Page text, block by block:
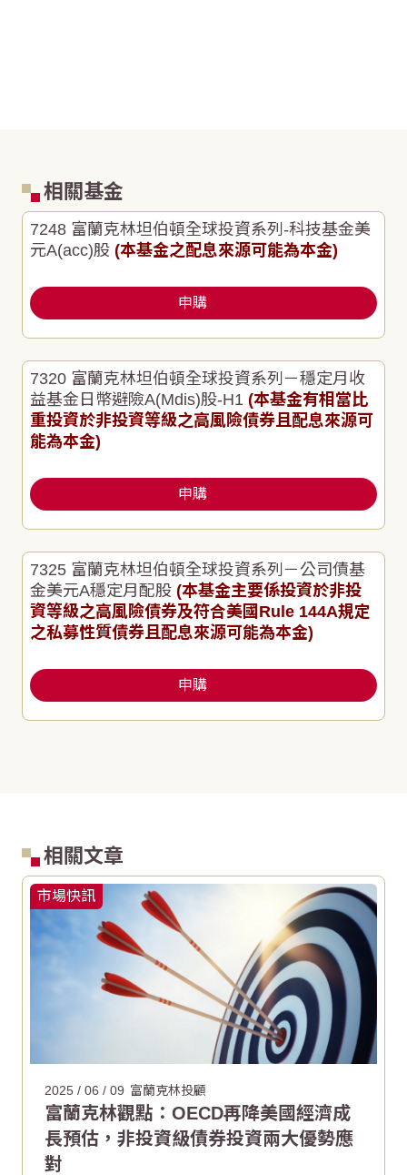
相關基金
7248 富蘭克林坦伯頓全球投資系列-科技基金美
元A(acc)股 (本基金之配息來源可能為本金)
申購
7320 富蘭克林坦伯頓全球投資系列－穩定月收
益基金日幣避險A(Mdis)股-H1 (本基金有相當比
重投資於非投資等級之高風險債券且配息來源可
能為本金)
申購
7325 富蘭克林坦伯頓全球投資系列－公司債基
金美元A穩定月配股 (本基金主要係投資於非投
資等級之高風險債券及符合美國Rule 144A規定
之私募性質債券且配息來源可能為本金)
申購
相關文章
市場快訊
2025 / 06 / 09 富蘭克林投顧
富蘭克林觀點：OECD再降美國經濟成
長預估，非投資級債券投資兩大優勢應
對